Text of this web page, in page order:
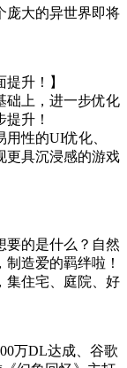
庞大的异世界即将
升！】
础上，进一步优化
升！
性的UI优化、
具沉浸感的游戏
要的是什么？自然
造爱的羁绊啦！
集住宅、庭院、好
万DL达成、谷歌